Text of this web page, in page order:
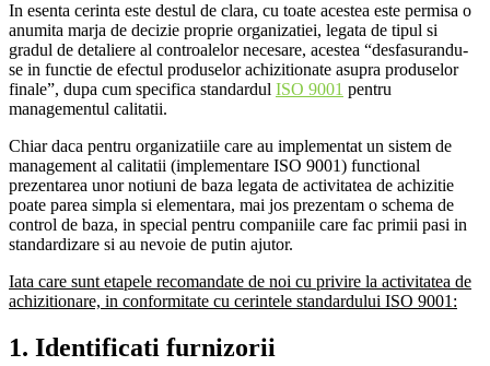
In esenta cerinta este destul de clara, cu toate acestea este permisa o
anumita marja de decizie proprie organizatiei, legata de tipul si
gradul de detaliere al controalelor necesare, acestea “desfasurandu-
se in functie de efectul produselor achizitionate asupra produselor
finale”, dupa cum specifica standardul ISO 9001 pentru
managementul calitatii.
Chiar daca pentru organizatiile care au implementat un sistem de
management al calitatii (implementare ISO 9001) functional
prezentarea unor notiuni de baza legata de activitatea de achizitie
poate parea simpla si elementara, mai jos prezentam o schema de
control de baza, in special pentru companiile care fac primii pasi in
standardizare si au nevoie de putin ajutor.
Iata care sunt etapele recomandate de noi cu privire la activitatea de
achizitionare, in conformitate cu cerintele standardului ISO 9001:
1. Identificati furnizorii